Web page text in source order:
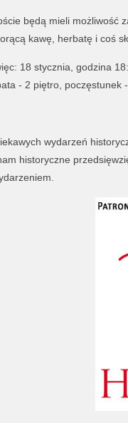
będą mieli możliwość
kawę, herbatę i coś
18 stycznia, godzina
- 2 piętro, poczęstunek
wydarzeń
historyczne